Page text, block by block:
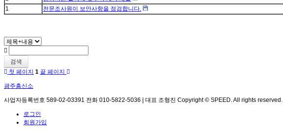
1
전문조사원이 보안사항을 점검합니다.
검색
첫 페이지 1 끝 페이지
광주흥신소
사업자등록번호 589-02-03391 전화 010-5822-5036 | 대표 조형진 Copyright © SPEED. All rights reserved.
로그인
회원가입